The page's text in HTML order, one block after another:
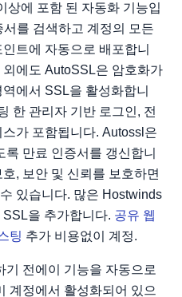
상에 포함 된 자동화 기능입
를 검색하고 계정의 모든
트에 자동으로 배포합니
에도 AutoSSL은 암호화가
에서 SSL을 활성화합니
한 관리자 기반 로그인, 전
가 포함됩니다. Autossl은
만료 인증서를 갱신합니
, 보안 및 신뢰를 보호하면
있습니다. 많은 Hostwinds
을 추가합니다. 공유 웹
팅 추가 비용없이 계정.
기 전에이 기능을 자동으로
계정에서 활성화되어 있으